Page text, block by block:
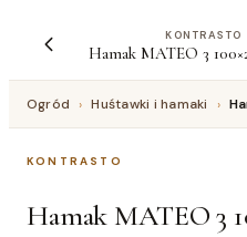
KONTRASTO
Hamak MATEO 3
Ogród › Huśtawki i hamaki ›
KONTRASTO
Hamak MATEO 3